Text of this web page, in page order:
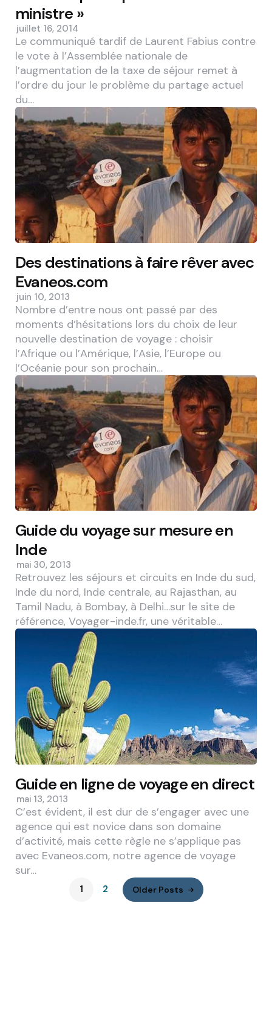
ministre »
juillet 16, 2014
Le communiqué tardif de Laurent Fabius contre
le vote à l’Assemblée nationale de
l’augmentation de la taxe de séjour remet à
l’ordre du jour le problème du partage actuel
du…
Des destinations à faire rêver avec
Evaneos.com
juin 10, 2013
Nombre d’entre nous ont passé par des
moments d’hésitations lors du choix de leur
nouvelle destination de voyage : choisir
l’Afrique ou l’Amérique, l’Asie, l’Europe ou
l’Océanie pour son prochain…
Guide du voyage sur mesure en
Inde
mai 30, 2013
Retrouvez les séjours et circuits en Inde du sud,
Inde du nord, Inde centrale, au Rajasthan, au
Tamil Nadu, à Bombay, à Delhi…sur le site de
référence, Voyager-inde.fr, une véritable…
Guide en ligne de voyage en direct
mai 13, 2013
C’est évident, il est dur de s’engager avec une
agence qui est novice dans son domaine
d’activité, mais cette règle ne s’applique pas
avec Evaneos.com, notre agence de voyage
sur…
1 2 Older Posts